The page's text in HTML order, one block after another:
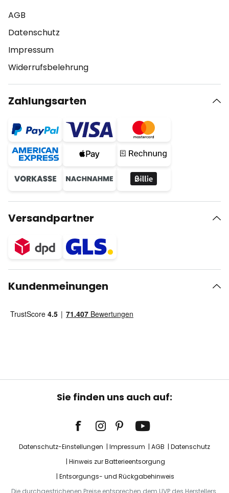
AGB
Datenschutz
Impressum
Widerrufsbelehrung
Zahlungsarten
Versandpartner
Kundenmeinungen
Sie finden uns auch auf:
Datenschutz-Einstellungen Impressum AGB
Datenschutz
Hinweis zur Batterieentsorgung
Entsorgungs- und Rückgabehinweis
Die durchgestrichenen Preise entsprechen dem UVP des Herstellers.